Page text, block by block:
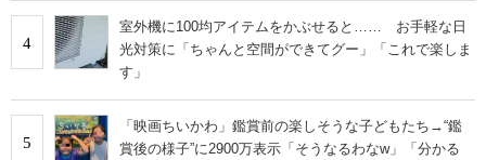
4
室外機に100均アイテムをかぶせると…… お手軽な日
光対策に「ちゃんと空間ができてグー」「これで楽しま
す」
5
「映画ちいかわ」鑑賞前の楽しそうな子どもたち→“鑑
賞後の様子”に2900万表示「そうなるわなw」「分かる